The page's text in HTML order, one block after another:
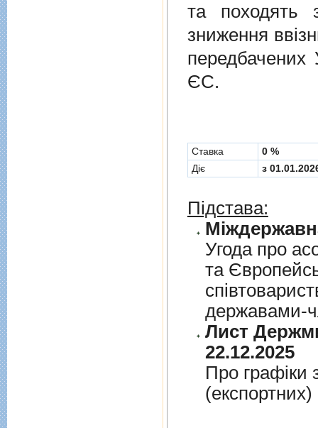
та походять
зниження
передбачених
ЄС.
Cтавка
0 %
Діє
з
Підстава:
Угода про
та
державами-
Лист
22.12.2025
Про графiки